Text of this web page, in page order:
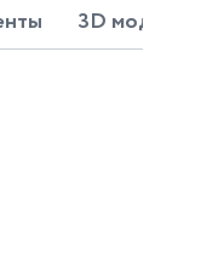
3D модель